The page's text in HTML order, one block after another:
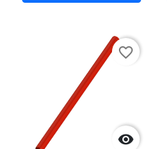

favorite_border